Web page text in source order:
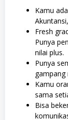
Kamu
Fresh
Punya
nilai plus.
Punya
gampang
Kamu
sama
Bisa